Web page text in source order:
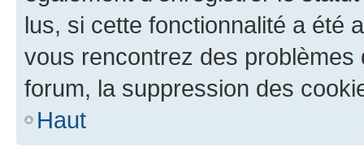
lus, si cette fonctionnalité a été
vous rencontrez des
forum, la suppression des
Haut